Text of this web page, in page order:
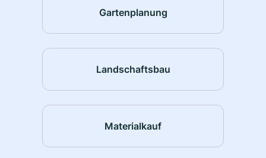
Gartenplanung
Landschaftsbau
Materialkauf